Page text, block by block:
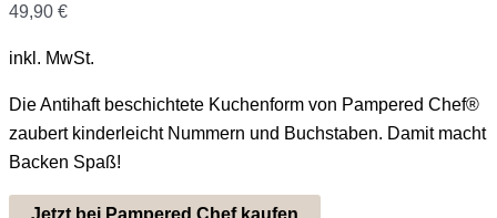
49,90 €
inkl. MwSt.
Die Antihaft beschichtete Kuchenform von Pampered Chef®
zaubert kinderleicht Nummern und Buchstaben. Damit macht
Backen Spaß!
Jetzt bei Pampered Chef kaufen